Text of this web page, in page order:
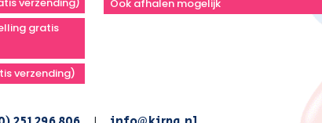
gratis
verzending)
Ook afhalen mogelijk